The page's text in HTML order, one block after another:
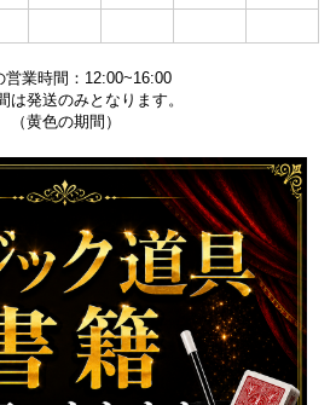
営業時間：12:00~16:00
は発送のみとなります。
（黄色の期間）